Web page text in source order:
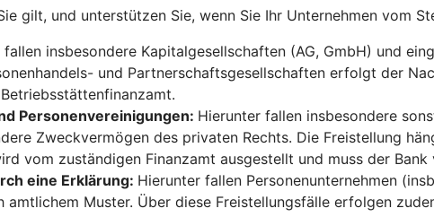
gilt, und unterstützen Sie, wenn Sie Ihr Unternehmen vom
fallen insbesondere Kapitalgesellschaften (AG, GmbH) und
und Partnerschaftsgesellschaften erfolgt der
Personenvereinigungen: Hierunter fallen insbesondere
Zweckvermögen des privaten Rechts. Die Freistellung
vom zuständigen Finanzamt ausgestellt und muss der
eine Erklärung: Hierunter fallen Personenunternehmen
Muster. Über diese Freistellungsfälle erfolgen